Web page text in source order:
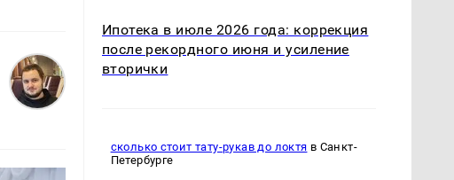
Ипотека в июле 2026 года: коррекция
после рекордного июня и усиление
вторички
сколько стоит тату-рукав до локтя в Санкт-
Петербурге